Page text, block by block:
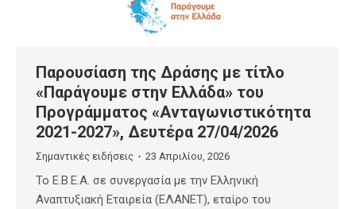
Παρουσίαση της Δράσης με τίτλο
«Παράγουμε στην Ελλάδα» του
Προγράμματος «Ανταγωνιστικότητα
2021-2027», Δευτέρα 27/04/2026
Σημαντικές ειδήσεις 23 Απριλίου, 2026
Το E.B.E.A. σε συνεργασία με την Ελληνική
Αναπτυξιακή Εταιρεία (ΕΛΑΝΕΤ), εταίρο του